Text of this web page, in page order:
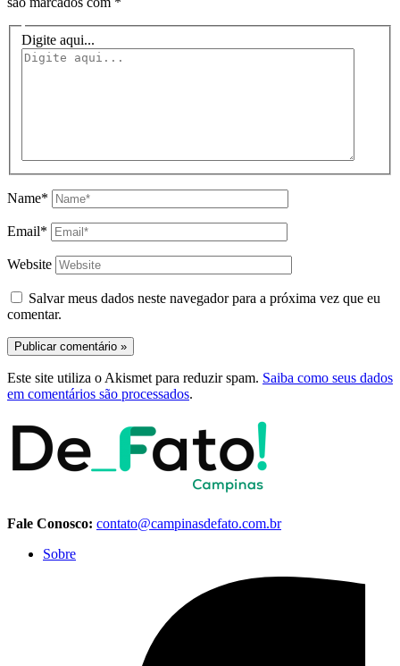
Digite aqui...
Name*
Email*
Website
Salvar meus dados neste navegador para a próxima vez que eu
comentar.
Este site utiliza o Akismet para reduzir spam. Saiba como seus dados
em comentários são processados.
Fale Conosco: contato@campinasdefato.com.br
Sobre